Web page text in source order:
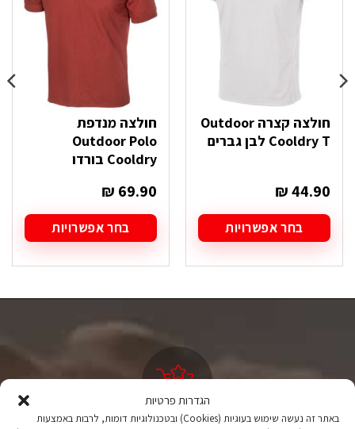
הגדרות פרטיות
באתר זה נעשה שימוש בעוגיות (Cookies) ובטכנולוגיות דומות, לרבות באמצעות
חולצה קצרה Outdoor
Cooldry T לבן גברים
₪44.90
בחר אפשרויות
זה
האפשרויות
בעמוד
חולצה מנדפת
Outdoor Polo
Cooldry בורדו
₪ 69.90
בחר אפשרויות
זה
ניתן
לבחור
האפשרויות
בעמוד
המוצר